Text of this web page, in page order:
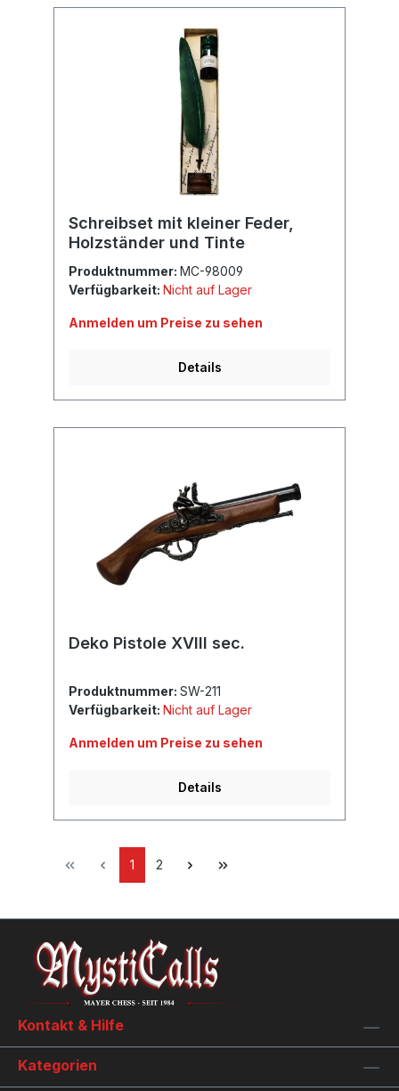
Schreibset mit kleiner Feder,
Holzständer und Tinte
Produktnummer: MC-98009
Verfügbarkeit: Nicht auf Lager
Anmelden um Preise zu sehen
Details
Deko Pistole XVIII sec.
Produktnummer: SW-211
Verfügbarkeit: Nicht auf Lager
Anmelden um Preise zu sehen
Details
1 2
Kontakt & Hilfe
Kategorien